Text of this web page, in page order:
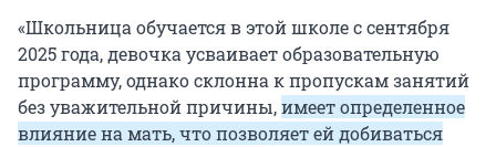
«Школьница обучается в этой школе с сентября
2025 года, девочка усваивает образовательную
программу, однако склонна к пропускам занятий
без уважительной причины,имеет определенное
влияние на мать, что позволяет ей добиваться